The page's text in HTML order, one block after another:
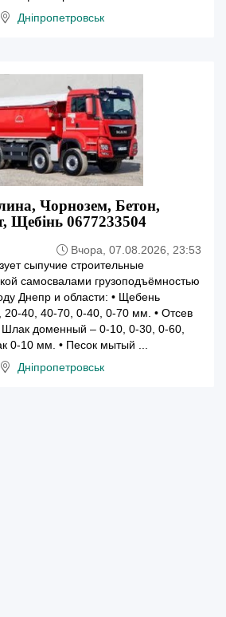
Дніпропетровськ
Чорнозем, Бетон,
Щебінь 0677233504
Вчора, 07.08.2026, 23:53
сыпучие строительные
самосвалами грузоподъёмностью
Днепр и области: • Щебень
20-40, 40-70, 0-40, 0-70 мм. • Отсев
доменный – 0-10, 0-30, 0-60,
0-10 мм. • Песок мытый ...
Дніпропетровськ